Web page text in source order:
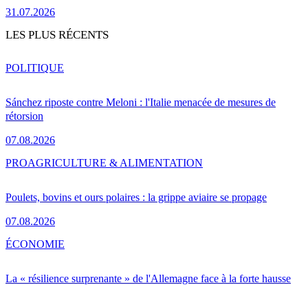
31.07.2026
LES PLUS RÉCENTS
Sánchez riposte contre Meloni : l'Italie menacée de mesures de
rétorsion
07.08.2026
POLITIQUE
Poulets, bovins et ours polaires : la grippe aviaire se propage
07.08.2026
PROAGRICULTURE & ALIMENTATION
La « résilience surprenante » de l'Allemagne face à la forte hausse
ÉCONOMIE